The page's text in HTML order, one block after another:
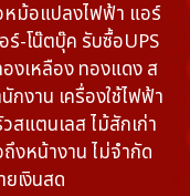
หม้อแปลงไฟฟ้า แอร์
ร์-โน๊ตบุ๊ค รับซื้อUPS
งเหลือง ทองแดง ส
กงาน เครื่องใช้ไฟฟ้า
สแตนเลส ไม้สักเก่า
งหน้างาน ไม่จำกัด
เงินสด